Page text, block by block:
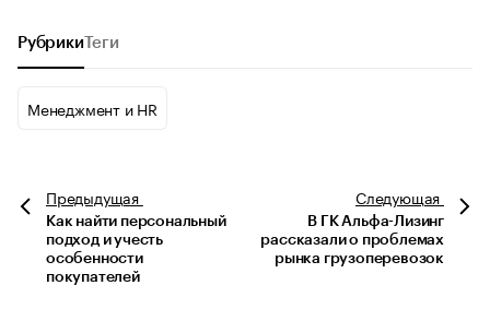
Рубрики Теги
Менеджмент и HR
Предыдущая
Как найти персональный
подход и учесть
особенности
покупателей
Следующая
В ГК Альфа-Лизинг
рассказали о проблемах
рынка грузоперевозок